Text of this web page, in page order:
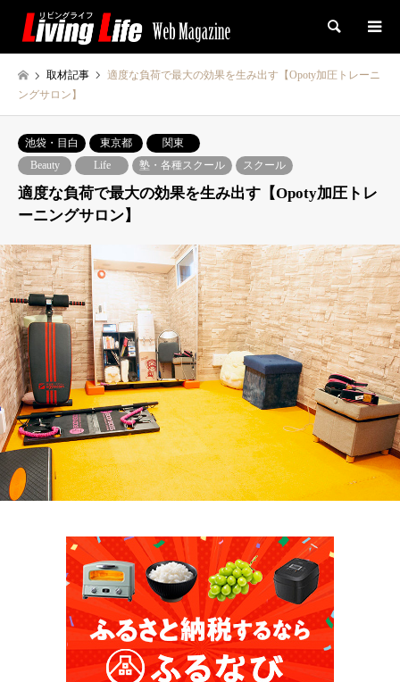
検索
取材記事
適度な負荷で最大の効果を生み出す【Opoty加圧トレーニ
ングサロン】
池袋・目白 東京都
関東
Beauty
Life 塾・各種スクール スクール
適度な負荷で最大の効果を生み出す【Opoty加圧トレ
ーニングサロン】